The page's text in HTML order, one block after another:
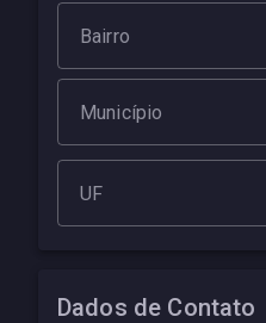
Bairro
Município
UF
Dados de Contato